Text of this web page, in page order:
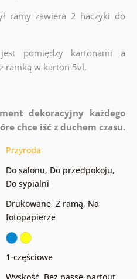
ramy zawiera 2 haczyki do
pomiędzy kartonami a
ramką w karton 5vl.
dekoracyjny każdego
chce iść z duchem czasu.
Przyroda
Do salonu, Do przedpokoju,
Do sypialni
Drukowane, Z ramą, Na
fotopapierze
1-częściowe
Wyskość, Bez passe-partout